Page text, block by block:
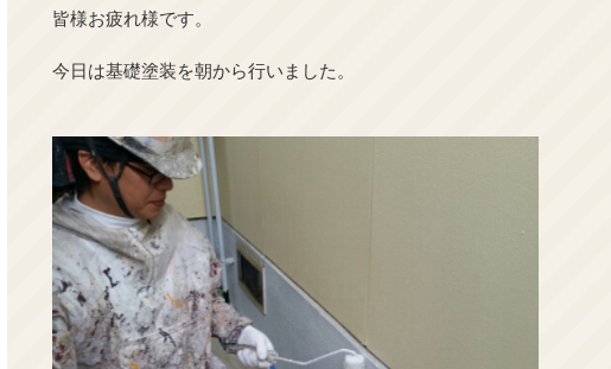
皆様お疲れ様です。
今日は基礎塗装を朝から行いました。